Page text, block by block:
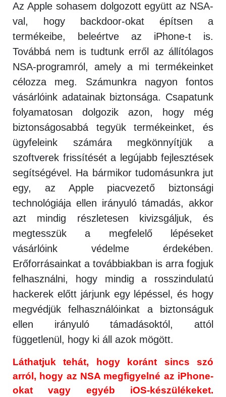
Az Apple sohasem dolgozott együtt az NSA-
val, hogy backdoor-okat építsen a
termékeibe, beleértve az iPhone-t is.
Továbbá nem is tudtunk erről az állítólagos
NSA-programról, amely a mi termékeinket
célozza meg. Számunkra nagyon fontos
vásárlóink adatainak biztonsága. Csapatunk
folyamatosan dolgozik azon, hogy még
biztonságosabbá tegyük termékeinket, és
ügyfeleink számára megkönnyítjük a
szoftverek frissítését a legújabb fejlesztések
segítségével. Ha bármikor tudomásunkra jut
egy, az Apple piacvezető biztonsági
technológiája ellen irányuló támadás, akkor
azt mindig részletesen kivizsgáljuk, és
megtesszük a megfelelő lépéseket
vásárlóink védelme érdekében.
Erőforrásainkat a továbbiakban is arra fogjuk
felhasználni, hogy mindig a rosszindulatú
hackerek előtt járjunk egy lépéssel, és hogy
megvédjük felhasználóinkat a biztonságuk
ellen irányuló támadásoktól, attól
függetlenül, hogy ki áll azok mögött.
Láthatjuk tehát, hogy koránt sincs szó
arról, hogy az NSA megfigyelné az iPhone-
okat vagy egyéb iOS-készülékeket.